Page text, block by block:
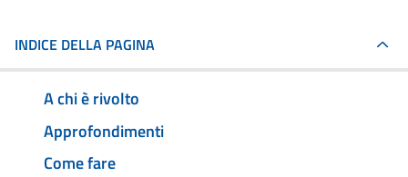
INDICE DELLA PAGINA
A chi è rivolto
Approfondimenti
Come fare